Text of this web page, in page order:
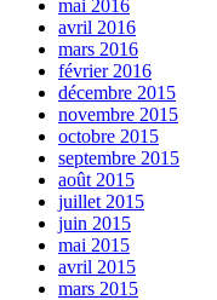
mai 2016
avril 2016
mars 2016
février 2016
décembre 2015
novembre 2015
octobre 2015
septembre 2015
août 2015
juillet 2015
juin 2015
mai 2015
avril 2015
mars 2015